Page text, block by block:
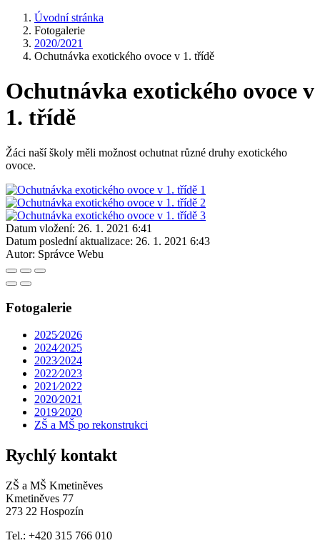
Úvodní stránka
Fotogalerie
2020/2021
Ochutnávka exotického ovoce v 1. třídě
Ochutnávka exotického ovoce v
1. třídě
Žáci naší školy měli možnost ochutnat různé druhy exotického
ovoce.
Datum vložení: 26. 1. 2021 6:41
Datum poslední aktualizace: 26. 1. 2021 6:43
Autor: Správce Webu
Fotogalerie
2025⁄2026
2024⁄2025
2023⁄2024
2022⁄2023
2021⁄2022
2020⁄2021
2019⁄2020
ZŠ a MŠ po rekonstrukci
Rychlý kontakt
ZŠ a MŠ Kmetiněves
Kmetiněves 77
273 22 Hospozín
Tel.: +420 315 766 010